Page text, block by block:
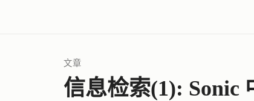
文章
信息检索(1): Sonic